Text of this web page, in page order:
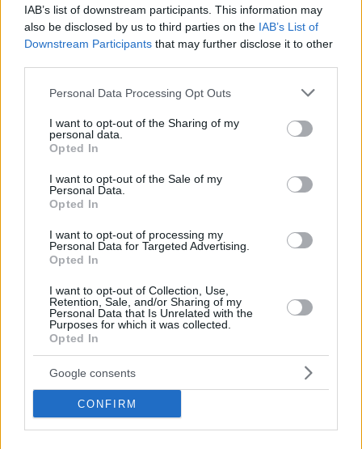
IAB’s list of downstream participants. This information may
also be disclosed by us to third parties on the IAB’s List of
Downstream Participants that may further disclose it to other
Please note that this website/app uses one or more Google
not limited to your visit or usage behaviour. You may click to
grant or deny consent to Google and its third-party tags to
use your data for below specified purposes in below Google
consent section.
Personal Data Processing Opt Outs
I want to opt-out of the Sharing of my
personal data.
Opted In
I want to opt-out of the Sale of my
Personal Data.
Opted In
I want to opt-out of processing my
Personal Data for Targeted Advertising.
Opted In
I want to opt-out of Collection, Use,
Retention, Sale, and/or Sharing of my
Personal Data that Is Unrelated with the
Purposes for which it was collected.
Opted In
Google consents
CONFIRM
Συνεργασία της Rivian με την LG για μπαταρίες
Η Rivian προχώρησε σε συμφωνία με την LG Energy
που θα χρησιμοποιούν τις νέες μπαταρίες 4695 με
προηγμένα τεχνολογικά χαρακτηριστικά.